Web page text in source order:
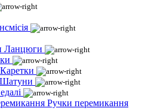
Ланцюги
Каретки
Шатуни
Ручки перемикання